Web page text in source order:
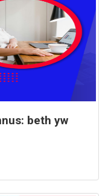
beth yw